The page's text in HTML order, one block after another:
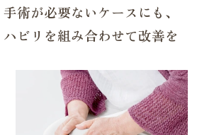
術が必要ないケースにも、
ビリを組み合わせて改善を